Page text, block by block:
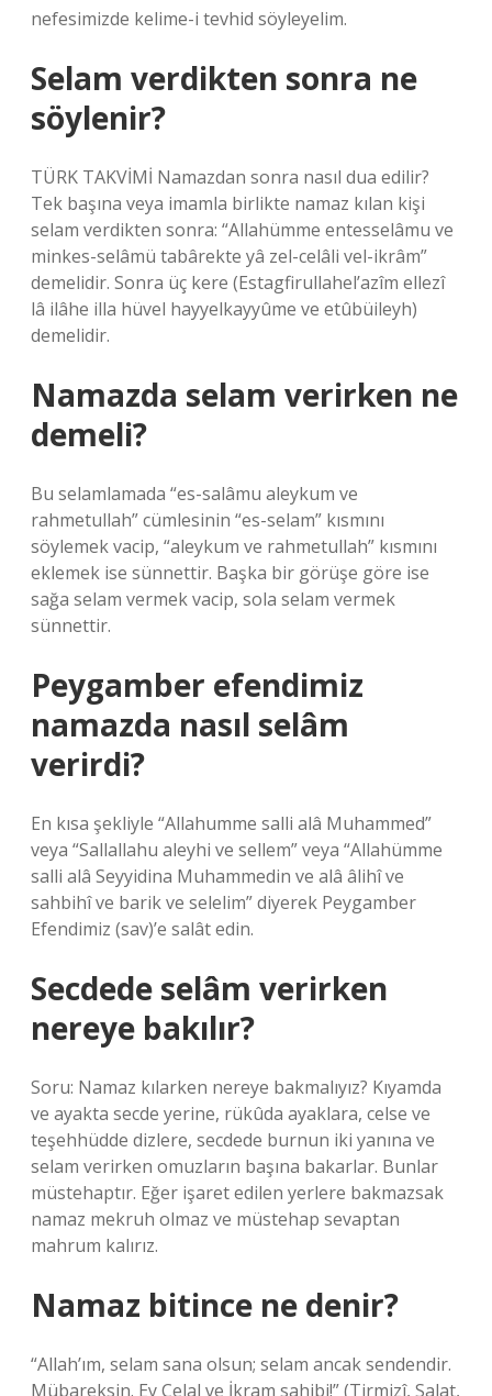
nefesimizde kelime-i tevhid söyleyelim.
Selam verdikten sonra ne
söylenir?
TÜRK TAKVİMİ Namazdan sonra nasıl dua edilir?
Tek başına veya imamla birlikte namaz kılan kişi
selam verdikten sonra: “Allahümme entesselâmu ve
minkes-selâmü tabârekte yâ zel-celâli vel-ikrâm”
demelidir. Sonra üç kere (Estagfirullahel’azîm ellezî
lâ ilâhe illa hüvel hayyelkayyûme ve etûbüileyh)
demelidir.
Namazda selam verirken ne
demeli?
Bu selamlamada “es-salâmu aleykum ve
rahmetullah” cümlesinin “es-selam” kısmını
söylemek vacip, “aleykum ve rahmetullah” kısmını
eklemek ise sünnettir. Başka bir görüşe göre ise
sağa selam vermek vacip, sola selam vermek
sünnettir.
Peygamber efendimiz
namazda nasıl selâm
verirdi?
En kısa şekliyle “Allahumme salli alâ Muhammed”
veya “Sallallahu aleyhi ve sellem” veya “Allahümme
salli alâ Seyyidina Muhammedin ve alâ âlihî ve
sahbihî ve barik ve selelim” diyerek Peygamber
Efendimiz (sav)’e salât edin.
Secdede selâm verirken
nereye bakılır?
Soru: Namaz kılarken nereye bakmalıyız? Kıyamda
ve ayakta secde yerine, rükûda ayaklara, celse ve
teşehhüdde dizlere, secdede burnun iki yanına ve
selam verirken omuzların başına bakarlar. Bunlar
müstehaptır. Eğer işaret edilen yerlere bakmazsak
namaz mekruh olmaz ve müstehap sevaptan
mahrum kalırız.
Namaz bitince ne denir?
“Allah’ım, selam sana olsun; selam ancak sendendir.
Mübareksin. Ey Celal ve İkram sahibi!” (Tirmizî, Salat,